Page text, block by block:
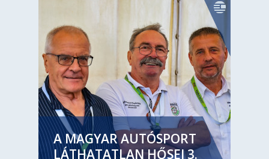
A MAGYAR AUTÓSPORT
LÁTHATATLAN HŐSEI 3.